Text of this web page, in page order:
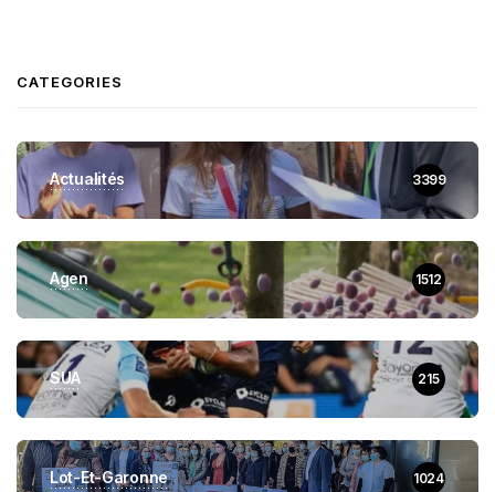
CATEGORIES
Actualités 3399
Agen 1512
SUA 215
Lot-Et-Garonne 1024